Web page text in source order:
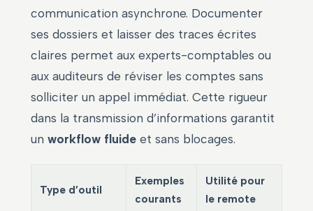
communication asynchrone. Documenter
ses dossiers et laisser des traces écrites
claires permet aux experts-comptables ou
aux auditeurs de réviser les comptes sans
solliciter un appel immédiat. Cette rigueur
dans la transmission d’informations garantit
un workflow fluide et sans blocages.
Type d’outil
Exemples
courants
Utilité pour
le remote